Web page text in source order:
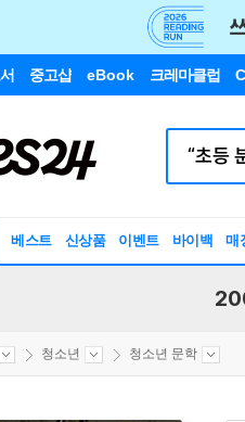
중고샵 eBook 크레마클럽
베스트 신상품 이벤트 바이백 매
청소년 청소년 문학